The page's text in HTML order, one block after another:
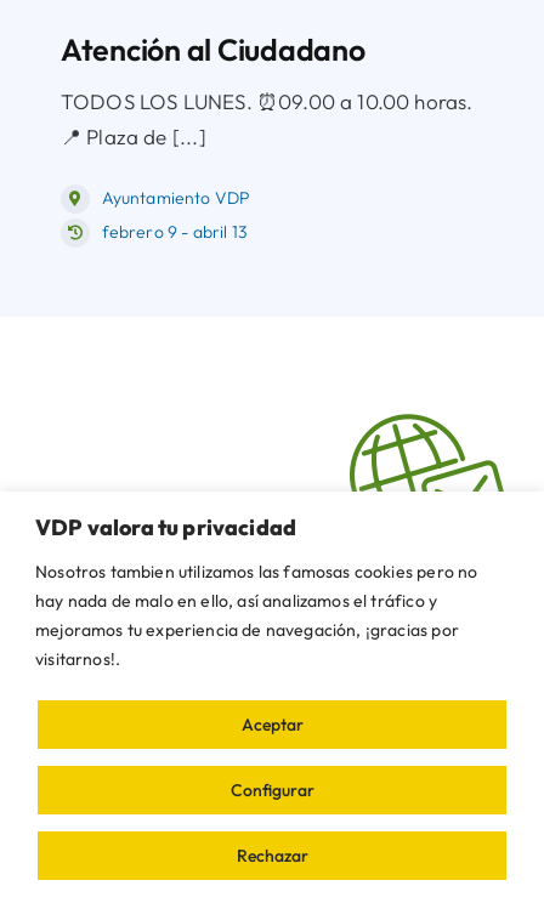
VDP valora tu privacidad
Nosotros tambien utilizamos las famosas cookies pero no
hay nada de malo en ello, así analizamos el tráfico y
mejoramos tu experiencia de navegación, ¡gracias por
visitarnos!.
Configurar
Rechazar
Aceptar
Atención al Ciudadano
TODOS LOS LUNES. ⏰09.00 a 10.00 horas.
📍 Plaza de [...]
Ayuntamiento VDP
febrero 9 - abril 13
Últimas noticias